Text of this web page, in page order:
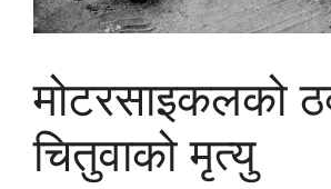
मोटरसाइकलको
चितुवाको मृत्यु